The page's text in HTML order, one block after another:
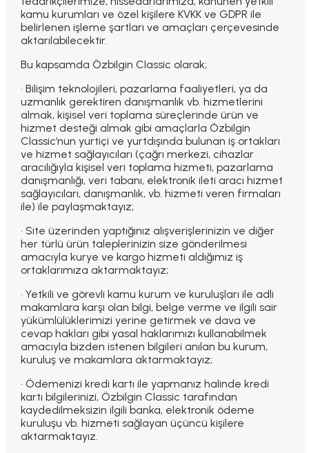
kamu kurumları ve özel kişilere KVKK ve GDPR ile
belirlenen işleme şartları ve amaçları çerçevesinde
aktarılabilecektir.
Bu kapsamda Özbilgin Classic olarak;
· Bilişim teknolojileri, pazarlama faaliyetleri, ya da
uzmanlık gerektiren danışmanlık vb. hizmetlerini
almak, kişisel veri toplama süreçlerinde ürün ve
hizmet desteği almak gibi amaçlarla Özbilgin
Classic’nun yurtiçi ve yurtdışında bulunan iş ortakları
ve hizmet sağlayıcıları (çağrı merkezi, cihazlar
aracılığıyla kişisel veri toplama hizmeti, pazarlama
danışmanlığı, veri tabanı, elektronik ileti aracı hizmet
sağlayıcıları, danışmanlık, vb. hizmeti veren firmaları
ile) ile paylaşmaktayız;
· Site üzerinden yaptığınız alışverişlerinizin ve diğer
her türlü ürün taleplerinizin size gönderilmesi
amacıyla kurye ve kargo hizmeti aldığımız iş
ortaklarımıza aktarmaktayız;
· Yetkili ve görevli kamu kurum ve kuruluşları ile adli
makamlara karşı olan bilgi, belge verme ve ilgili sair
yükümlülüklerimizi yerine getirmek ve dava ve
cevap hakları gibi yasal haklarımızı kullanabilmek
amacıyla bizden istenen bilgileri anılan bu kurum,
kuruluş ve makamlara aktarmaktayız;
· Ödemenizi kredi kartı ile yapmanız halinde kredi
kartı bilgilerinizi, Özbilgin Classic tarafından
kaydedilmeksizin ilgili banka, elektronik ödeme
kuruluşu vb. hizmeti sağlayan üçüncü kişilere
aktarmaktayız.